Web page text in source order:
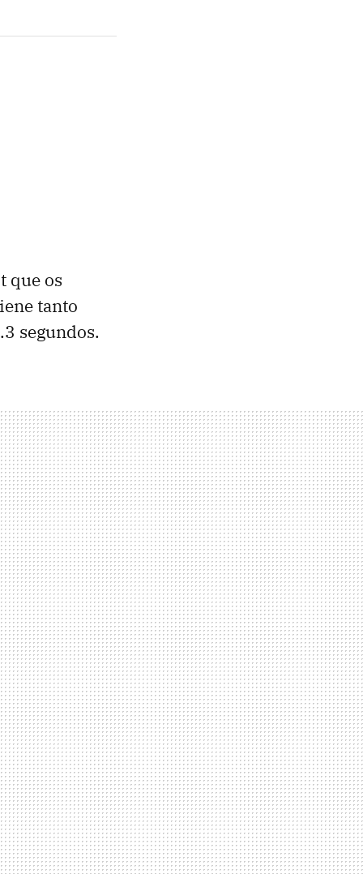
que os
tanto
segundos.